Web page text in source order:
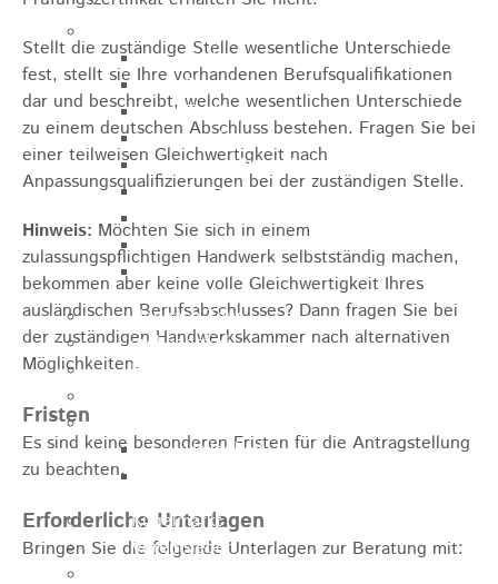
Rathaus
Blockturm
Ev. Kirche
Miedermuseum
Haus "Anna Vetter"
Polizeimuseum Heubach e.V.
Das Schloss in Heubach
Der Rosenstein
Höhlen rund um Heubach
Heubach Tour
archaeopfad
Flugplatz
Hallenbad
Kugelmarkt
Vereinsleben
Stellt die zuständige Stelle wesentliche Unterschiede
fest, stellt sie Ihre vorhandenen Berufsqualifikationen
dar und beschreibt, welche wesentlichen Unterschiede
zu einem deutschen Abschluss bestehen. Fragen Sie bei
einer teilweisen Gleichwertigkeit nach
Anpassungsqualifizierungen bei der zuständigen Stelle.
Hinweis: Möchten Sie sich in einem
zulassungspflichtigen Handwerk selbstständig machen,
bekommen aber keine volle Gleichwertigkeit Ihres
ausländischen Berufsabschlusses? Dann fragen Sie bei
der zuständigen Handwerkskammer nach alternativen
Möglichkeiten.
Fristen
Es sind keine besonderen Fristen für die Antragstellung
zu beachten.
Erforderliche Unterlagen
Bringen Sie die folgende Unterlagen zur Beratung mit: